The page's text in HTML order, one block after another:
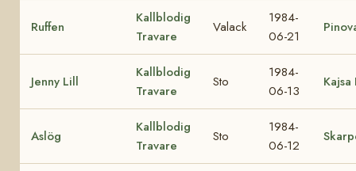
Ruffen
Kallblodig
Travare
Valack
1984-
06-21
Jenny Lill
Kallblodig
Travare
Sto
1984-
06-13
Aslög
Kallblodig
Travare
Sto
1984-
06-12